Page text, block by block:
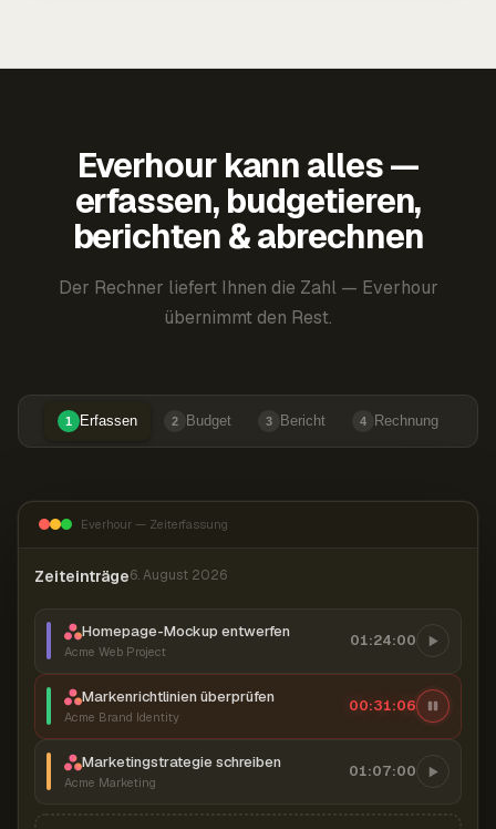
Everhour kann alles —
erfassen, budgetieren,
berichten & abrechnen
Der Rechner liefert Ihnen die Zahl — Everhour
übernimmt den Rest.
1 Erfassen 2 Budget 3 Bericht 4 Rechnung
Everhour — Zeiterfassung
Zeiteinträge6. August 2026
Homepage-Mockup entwerfen
Acme Web Project
01:24:00
Markenrichtlinien überprüfen
Acme Brand Identity
00:31:07
Marketingstrategie schreiben
Acme Marketing
01:07:00